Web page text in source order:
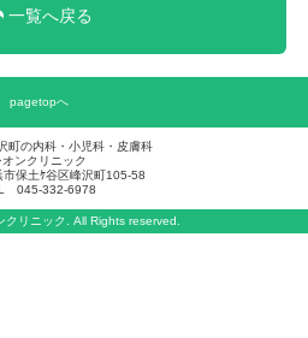
一覧へ戻る
pagetopへ
町の内科・小児科・皮膚科
オンクリニック
市保土ｹ谷区峰沢町105-58
045-332-6978
クリニック. All Rights reserved.